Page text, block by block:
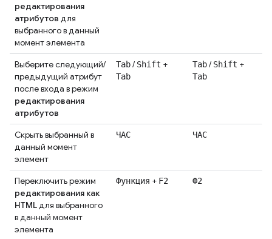
редактирования
атрибутов для
выбранного в данный
момент элемента
Выберите следующий/
предыдущий атрибут
после входа в режим
редактирования
атрибутов
Tab/ Shift +
Tab
Tab/ Shift +
Tab
Скрыть выбранный в
данный момент
элемент
ЧАС ЧАС
Переключить режим
редактирования как
HTMLдля выбранного
в данный момент
элемента
Функция + F2 Ф2